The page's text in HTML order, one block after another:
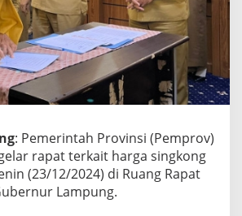
a
r
g
a
S
n
o
n
g
R
: Pemerintah Provinsi (Pemprov)
rapat terkait harga singkong
(23/12/2024) di Ruang Rapat
Lampung.